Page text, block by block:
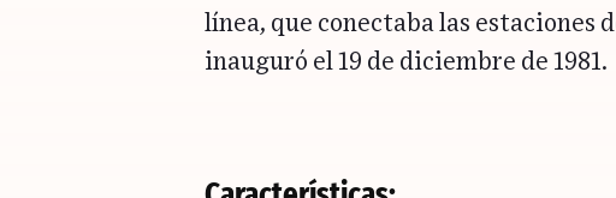
línea, que conectaba las estaciones
inauguró el 19 de diciembre de 1981.